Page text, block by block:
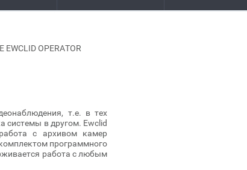
OPERATOR
т.е. в тех
системы в другом. Ewclid
с архивом камер
программного
работа с любым